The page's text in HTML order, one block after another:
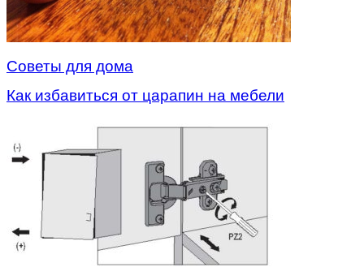
Советы для дома
Как избавиться от царапин на мебели